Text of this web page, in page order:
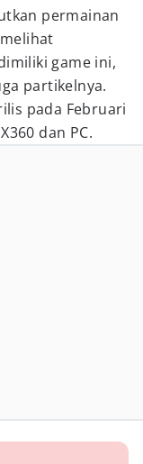
permainan
game ini,
partikelnya.
pada Februari
dan PC.